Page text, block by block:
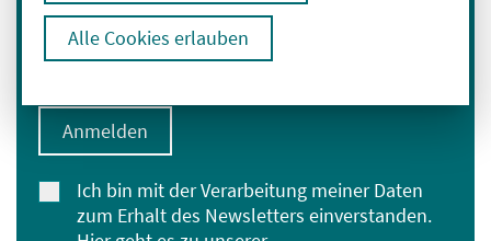
Alle Cookies erlauben
Melden Sie sich für unseren Newsletter an:
E-Mail-Adresse eingeben
Ich bin mit der Verarbeitung meiner Daten
zum Erhalt des Newsletters einverstanden.
Anmelden